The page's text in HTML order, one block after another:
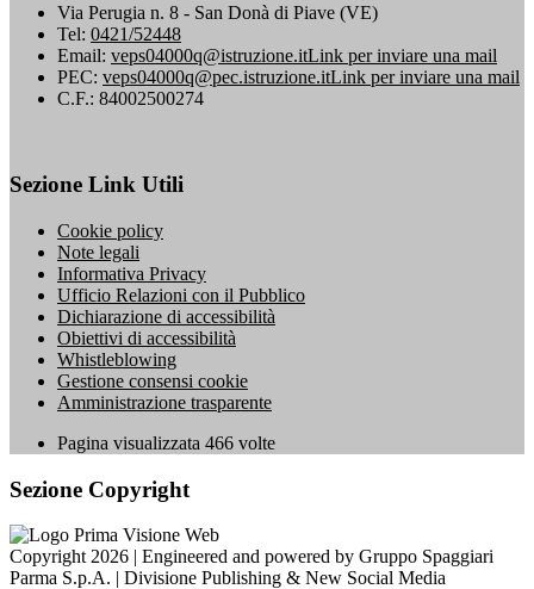
Via Perugia n. 8 - San Donà di Piave (VE)
Tel: 0421/52448
Email: veps04000q@istruzione.itLink per inviare una mail
PEC: veps04000q@pec.istruzione.itLink per inviare una mail
C.F.: 84002500274
Sezione Link Utili
Cookie policy
Note legali
Informativa Privacy
Ufficio Relazioni con il Pubblico
Dichiarazione di accessibilità
Obiettivi di accessibilità
Whistleblowing
Gestione consensi cookie
Amministrazione trasparente
Pagina visualizzata 466 volte
Sezione Copyright
Copyright 2026 | Engineered and powered by Gruppo Spaggiari
Parma S.p.A. | Divisione Publishing & New Social Media